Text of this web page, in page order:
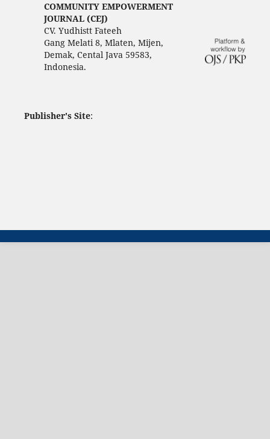
COMMUNITY EMPOWERMENT
JOURNAL (CEJ)
CV. Yudhistt Fateeh
Gang Melati 8, Mlaten, Mijen,
Demak, Cental Java 59583,
Indonesia.
Publisher's Site: